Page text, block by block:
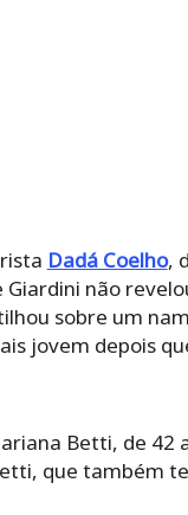
Dadá Coelho,
Giardini não
sobre um
jovem depois
Betti, de 42
que também